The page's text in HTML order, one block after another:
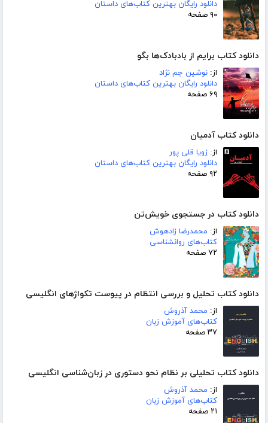
دانلود رایگان بهترین کتاب‌های داستان
۹۰ صفحه
دانلود کتاب برایم از بادبادک‌ها بگو
از: نوشین جم نژاد
دانلود رایگان بهترین کتاب‌های داستان
۶۹ صفحه
دانلود کتاب آدمیان
از: زویا قلی پور
دانلود رایگان بهترین کتاب‌های داستان
۹۲ صفحه
دانلود کتاب در جستجوی خویش‌تن
از: محمدرضا زادهوش
کتاب‌های روانشناسی
۷۲ صفحه
دانلود کتاب تحلیل و بررسی انتظام در پیوست تکواژهای انگلیسی
از: محمد آذروش
کتاب‌های آموزش زبان
۳۷ صفحه
دانلود کتاب تحلیلی بر نظام نحو دستوری در زبان‌شناسی انگلیسی
از: محمد آذروش
کتاب‌های آموزش زبان
۲۱ صفحه